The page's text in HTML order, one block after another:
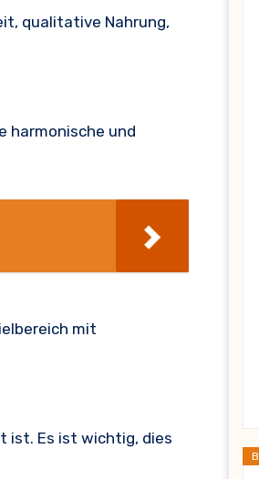
qualitative Nahrung,
harmonische und
mit
ist. Es ist wichtig, dies